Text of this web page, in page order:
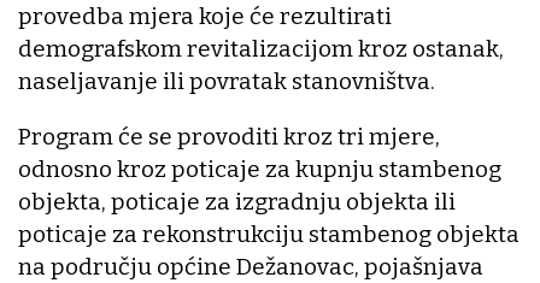
provedba mjera koje će rezultirati
demografskom revitalizacijom kroz ostanak,
naseljavanje ili povratak stanovništva.
Program će se provoditi kroz tri mjere,
odnosno kroz poticaje za kupnju stambenog
objekta, poticaje za izgradnju objekta ili
poticaje za rekonstrukciju stambenog objekta
na području općine Dežanovac, pojašnjava